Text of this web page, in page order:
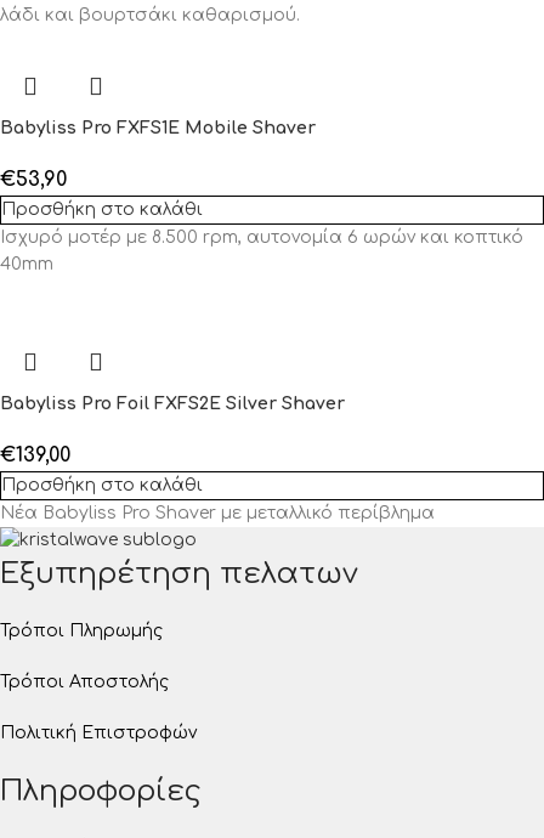
λάδι και βουρτσάκι καθαρισμού.
Babyliss Pro FXFS1E Mobile Shaver
€53,90
Προσθήκη στο καλάθι
Ισχυρό μοτέρ με 8.500 rpm, αυτονομία 6 ωρών και κοπτικό
40mm
Babyliss Pro Foil FXFS2E Silver Shaver
€139,00
Προσθήκη στο καλάθι
Νέα Babyliss Pro Shaver με μεταλλικό περίβλημα
Εξυπηρέτηση πελατων
Τρόποι Πληρωμής
Τρόποι Αποστολής
Πολιτική Επιστροφών
Πληροφορίες